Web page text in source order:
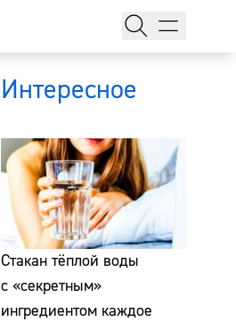
Интересное
Стакан тёплой воды
с «секретным»
ингредиентом каждое